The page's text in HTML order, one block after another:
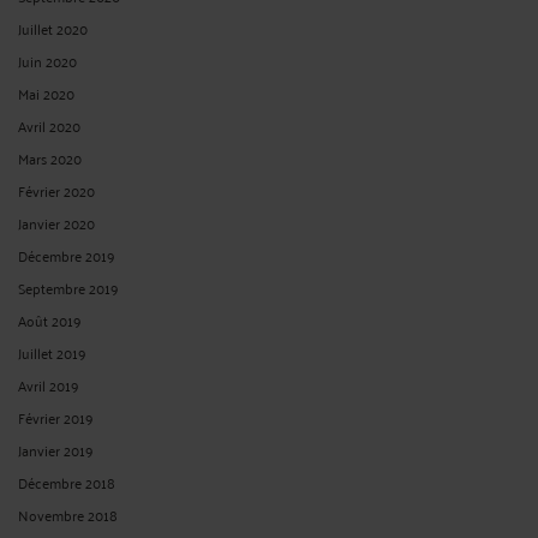
Juillet 2020
Juin 2020
Mai 2020
Avril 2020
Mars 2020
Février 2020
Janvier 2020
Décembre 2019
Septembre 2019
Août 2019
Juillet 2019
Avril 2019
Février 2019
Janvier 2019
Décembre 2018
Novembre 2018